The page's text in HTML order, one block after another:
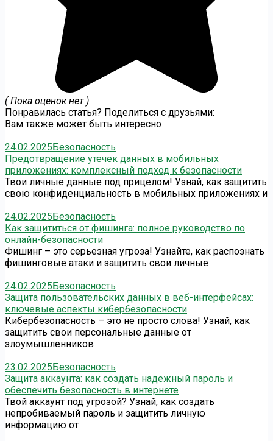
( Пока оценок нет )
Понравилась статья? Поделиться с друзьями:
Вам также может быть интересно
24.02.2025Безопасность
Предотвращение утечек данных в мобильных
приложениях: комплексный подход к безопасности
Твои личные данные под прицелом! Узнай, как защитить
свою конфиденциальность в мобильных приложениях и
24.02.2025Безопасность
Как защититься от фишинга: полное руководство по
онлайн-безопасности
Фишинг – это серьезная угроза! Узнайте, как распознать
фишинговые атаки и защитить свои личные
24.02.2025Безопасность
Защита пользовательских данных в веб-интерфейсах:
ключевые аспекты кибербезопасности
Кибербезопасность – это не просто слова! Узнай, как
защитить свои персональные данные от
злоумышленников
23.02.2025Безопасность
Защита аккаунта: как создать надежный пароль и
обеспечить безопасность в интернете
Твой аккаунт под угрозой? Узнай, как создать
непробиваемый пароль и защитить личную
информацию от